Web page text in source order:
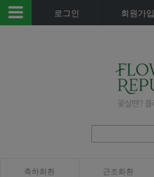
로그인 회원가입
축하화환 근조화환